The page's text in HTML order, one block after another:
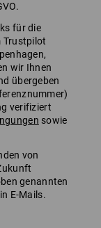
für die
Trustpilot
wir Ihnen
übergeben
verifiziert
sowie
von
genannten
E-Mails.